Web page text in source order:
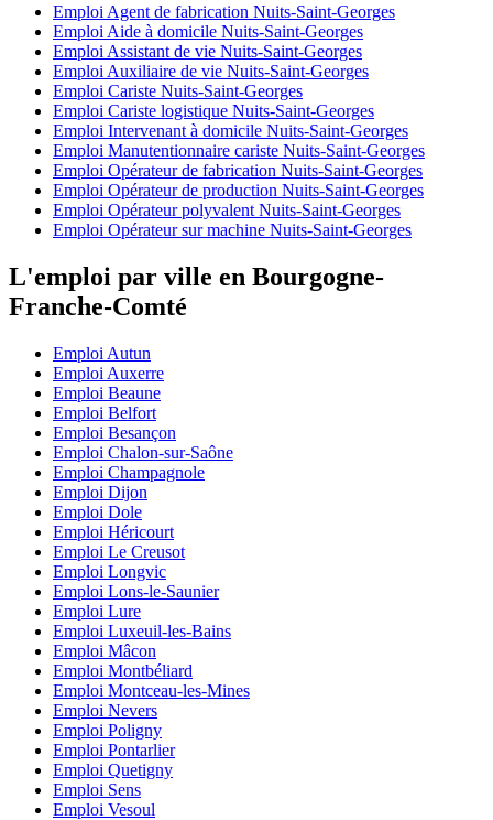
Emploi Agent de fabrication Nuits-Saint-Georges
Emploi Aide à domicile Nuits-Saint-Georges
Emploi Assistant de vie Nuits-Saint-Georges
Emploi Auxiliaire de vie Nuits-Saint-Georges
Emploi Cariste Nuits-Saint-Georges
Emploi Cariste logistique Nuits-Saint-Georges
Emploi Intervenant à domicile Nuits-Saint-Georges
Emploi Manutentionnaire cariste Nuits-Saint-Georges
Emploi Opérateur de fabrication Nuits-Saint-Georges
Emploi Opérateur de production Nuits-Saint-Georges
Emploi Opérateur polyvalent Nuits-Saint-Georges
Emploi Opérateur sur machine Nuits-Saint-Georges
L'emploi par ville en Bourgogne-
Franche-Comté
Emploi Autun
Emploi Auxerre
Emploi Beaune
Emploi Belfort
Emploi Besançon
Emploi Chalon-sur-Saône
Emploi Champagnole
Emploi Dijon
Emploi Dole
Emploi Héricourt
Emploi Le Creusot
Emploi Longvic
Emploi Lons-le-Saunier
Emploi Lure
Emploi Luxeuil-les-Bains
Emploi Mâcon
Emploi Montbéliard
Emploi Montceau-les-Mines
Emploi Nevers
Emploi Poligny
Emploi Pontarlier
Emploi Quetigny
Emploi Sens
Emploi Vesoul